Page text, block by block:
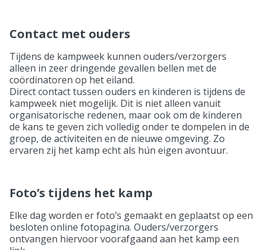
Contact met ouders
Tijdens de kampweek kunnen ouders/verzorgers
alleen in zeer dringende gevallen bellen met de
coördinatoren op het eiland.
Direct contact tussen ouders en kinderen is tijdens de
kampweek niet mogelijk. Dit is niet alleen vanuit
organisatorische redenen, maar ook om de kinderen
de kans te geven zich volledig onder te dompelen in de
groep, de activiteiten en de nieuwe omgeving. Zo
ervaren zij het kamp echt als hún eigen avontuur.
Foto’s tijdens het kamp
Elke dag worden er foto’s gemaakt en geplaatst op een
besloten online fotopagina. Ouders/verzorgers
ontvangen hiervoor voorafgaand aan het kamp een